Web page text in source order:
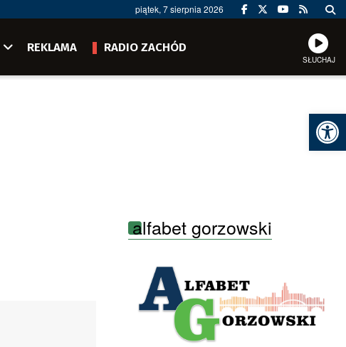
piątek, 7 sierpnia 2026
REKLAMA RADIO ZACHÓD
SŁUCHAJ
alfabet gorzowski